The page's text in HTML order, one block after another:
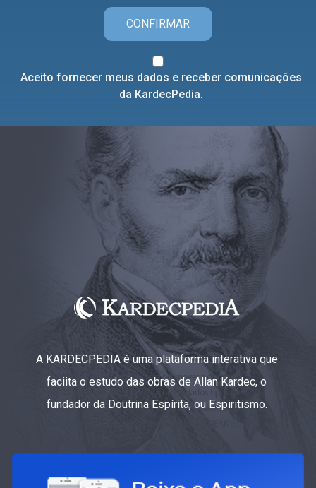
CONFIRMAR
Aceito fornecer meus dados e receber comunicações
da KardecPedia.
A KARDECPEDIA é uma plataforma interativa que
faciita o estudo das obras de Allan Kardec, o
fundador da Doutrina Espírita, ou Espiritismo.